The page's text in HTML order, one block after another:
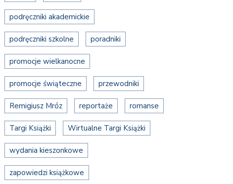
podręczniki akademickie
podręczniki szkolne poradniki
promocje wielkanocne
promocje świąteczne przewodniki
Remigiusz Mróz reportaże romanse
Targi Książki Wirtualne Targi Książki
wydania kieszonkowe
zapowiedzi książkowe